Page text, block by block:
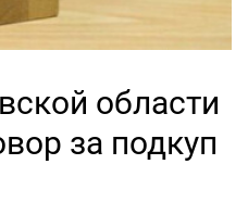
области
за подкуп